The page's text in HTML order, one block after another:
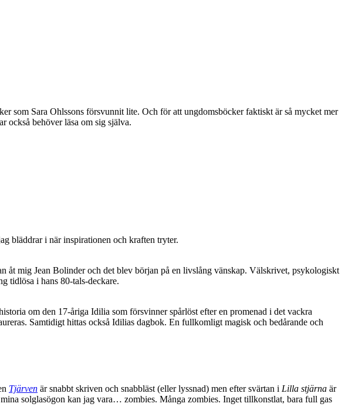
som Sara Ohlssons försvunnit lite. Och för att ungdomsböcker faktiskt är så mycket mer
också behöver läsa om sig själva.
bläddrar i när inspirationen och kraften tryter.
mig Jean Bolinder och det blev början på en livslång vänskap. Välskrivet, psykologiskt
tidlösa i hans 80-tals-deckare.
om den 17-åriga Idilia som försvinner spårlöst efter en promenad i det vackra
Samtidigt hittas också Idilias dagbok. En fullkomligt magisk och bedårande och
Tjärven är snabbt skriven och snabbläst (eller lyssnad) men efter svärtan i Lilla stjärna är
solglasögon kan jag vara… zombies. Många zombies. Inget tillkonstlat, bara full gas